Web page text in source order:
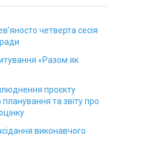
четверта сесія
«Разом як
проєкту
та звіту про
виконавчого